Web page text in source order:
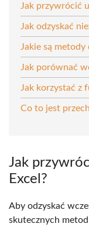
Jak przywrócić
Jak odzyskać
Jakie są
Jak porównać
Jak korzystać z
Co to jest
Jak
Excel?
Aby odzyskać
skutecznych